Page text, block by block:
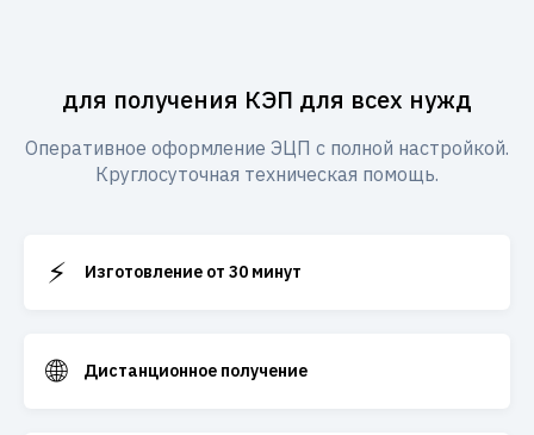
для получения КЭП для всех нужд
Оперативное оформление ЭЦП с полной настройкой.
Круглосуточная техническая помощь.
⚡ Изготовление от 30 минут
🌐 Дистанционное получение